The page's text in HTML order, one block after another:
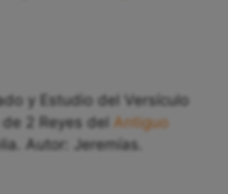
y Estudio del Versículo
de 2 Reyes del Antiguo
Autor: Jeremías.